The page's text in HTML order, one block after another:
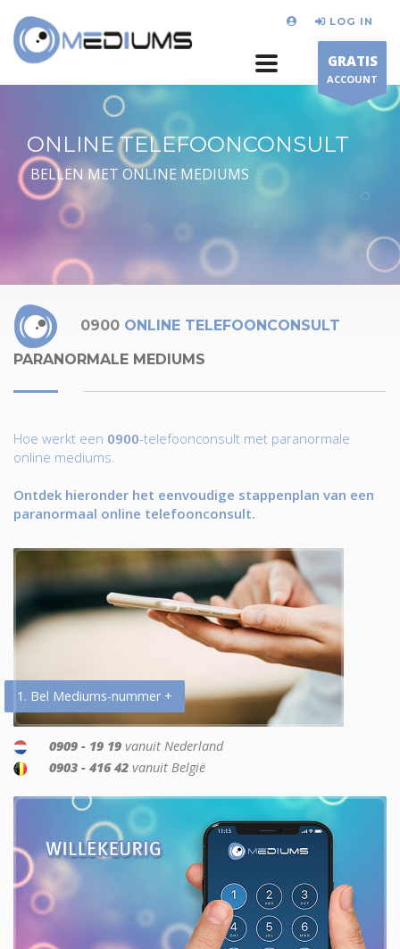
LOG IN
GRATIS
ACCOUNT
ONLINE TELEFOONCONSULT
BELLEN MET ONLINE MEDIUMS
0900 ONLINE TELEFOONCONSULT
PARANORMALE MEDIUMS
Hoe werkt een 0900-telefoonconsult met paranormale
online mediums.
Ontdek hieronder het eenvoudige stappenplan van een
paranormaal online telefoonconsult.
1. Bel Mediums-nummer +
0909 - 19 19 vanuit Nederland
0903 - 416 42 vanuit België